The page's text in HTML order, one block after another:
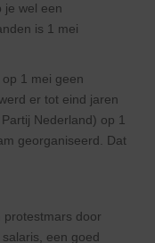
je wel een
is 1 mei
1 mei geen
er tot eind jaren
Nederland) op 1
georganiseerd. Dat
protestmars door
een goed